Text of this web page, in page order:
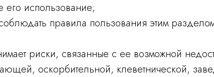
использование;
правила пользования этим
риски, связанные с ее возможной
оскорбительной, клеветнической,